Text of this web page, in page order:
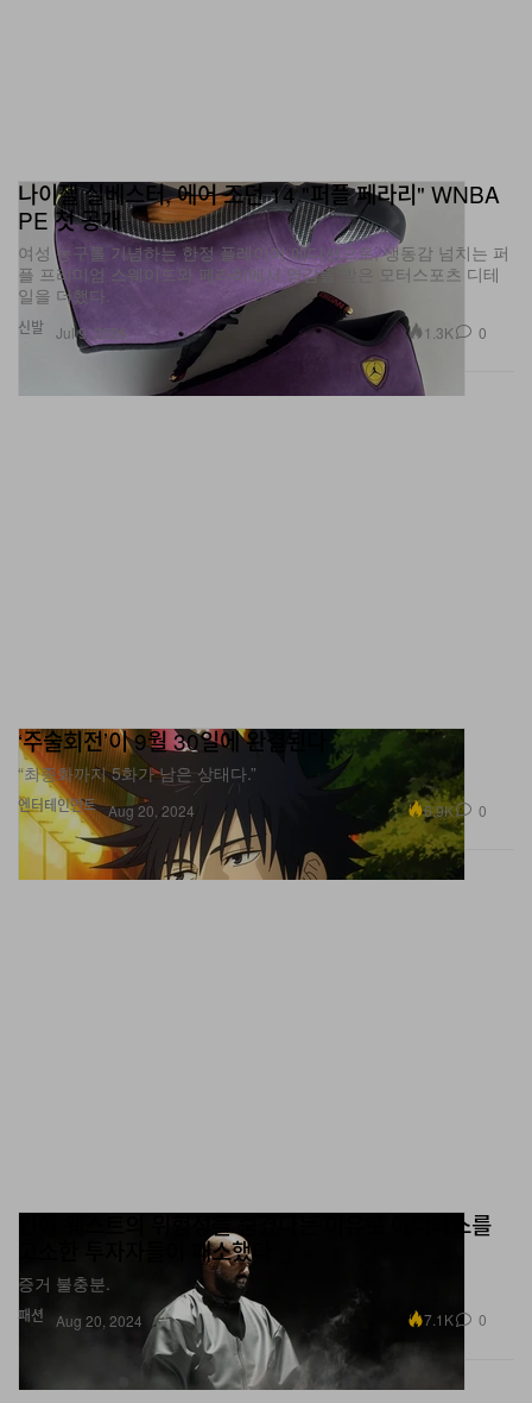
신발
나이젤 실베스터, 에어 조던 14 "퍼플 페라리" WNBA
PE 첫 공개
여성 농구를 기념하는 한정 플레이어 에디션으로, 생동감 넘치는 퍼
플 프리미엄 스웨이드와 페라리에서 영감을 받은 모터스포츠 디테
일을 더했다.
Jul 9, 2026 1.3K 0
엔터테인먼트
‘주술회전’이 9월 30일에 완결된다
“최종화까지 5화가 남은 상태다.”
Aug 20, 2024 6.9K 0
패션
칸예 웨스트의 위험성을 숨겼다는 이유로 아디다스를
고소한 투자자들이 패소했다
증거 불충분.
Aug 20, 2024 7.1K 0